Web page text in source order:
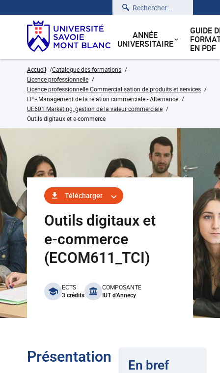
Rechercher
ANNÉE
UNIVERSITAIRE
GUIDE
EN PDF
Accueil
Catalogue des formations
Licence professionnelle
Licence professionnelle Commercialisation de produits et services
LP - Management de la relation commerciale - Alternance
UE601 Marketing, gestion de la valeur commerciale
Outils digitaux et e-commerce
Télécharger
Outils digitaux et
e-commerce
(ECOM611_TCI)
benefits
ECTS
3 crédits
COMPOSANTE
IUT d'Annecy
Présentation En bref